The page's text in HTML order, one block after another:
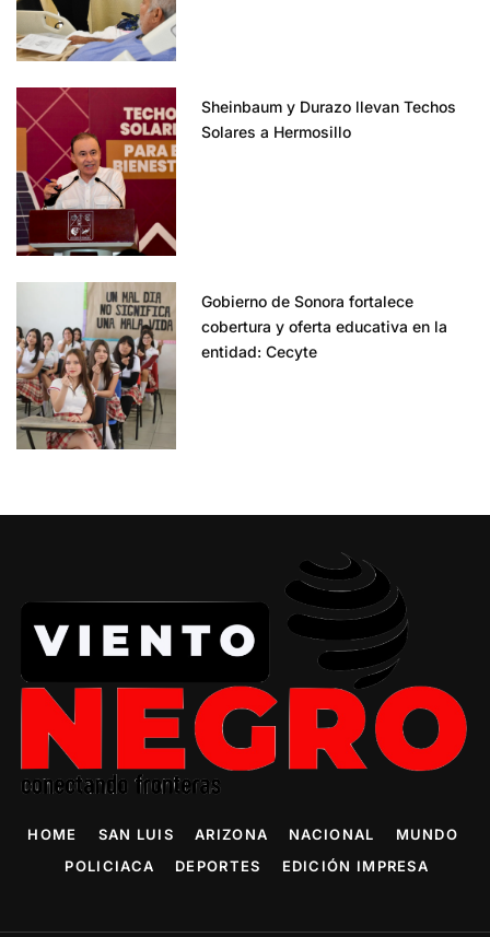
Sheinbaum y Durazo llevan Techos
Solares a Hermosillo
Gobierno de Sonora fortalece
cobertura y oferta educativa en la
entidad: Cecyte
HOME SAN LUIS ARIZONA NACIONAL
MUNDO
POLICIACA
DEPORTES EDICIÓN IMPRESA